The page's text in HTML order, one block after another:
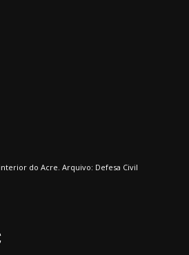
interior do Acre. Arquivo: Defesa Civil